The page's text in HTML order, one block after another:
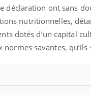
déclaration ont sans
nutritionnelles,
dotés d’un capital
savantes,